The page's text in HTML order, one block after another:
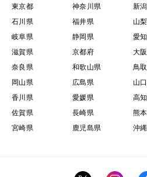
東京都
神奈川県 新
石川県
福井県 山
岐阜県
静岡県 愛
滋賀県
京都府 大
奈良県
和歌山県 鳥
岡山県
広島県 山
香川県
愛媛県 高
佐賀県
長崎県 熊
宮崎県
鹿児島県 沖